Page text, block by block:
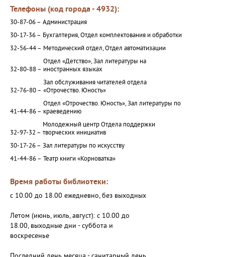
Телефоны (код города - 4932):
30-87-06 – Администрация
30-17-36 – Бухгалтерия, Отдел комплектования и обработки
32-56-44 – Методический отдел, Отдел автоматизации
32-80-88 –
Отдел «Детство», Зал литературы на
иностранных языках
32-76-80 –
Зал обслуживания читателей отдела
«Отрочество. Юность»
41-44-86 –
Отдел «Отрочество. Юность», Зал литературы по
краеведению
32-97-32 –
Молодежный центр Отдела поддержки
творческих инициатив
30-17-26 – Зал литературы по искусству
41-44-86 – Театр книги «Корноватка»
Время работы библиотеки:
с 10.00 до 18.00 ежедневно, без выходных
Летом (июнь, июль, август): с 10.00 до
18.00, выходные дни - суббота и
воскресенье